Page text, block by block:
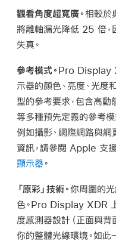
觀看角度超寬廣。相較於
將離軸漏光降低 25 倍，
失真。
參考模式。 Pro Display
示器的顏色、亮度、光度
型的參考要求，包含高
等多種預先定義的參考模
例如攝影、網際網路與網
資訊，請參閱 Apple 支援
顯示器。
「原彩」技術。你周圍的
色。Pro Display XDR
度感測器設計（正面與背
你的整體光線環境。如此